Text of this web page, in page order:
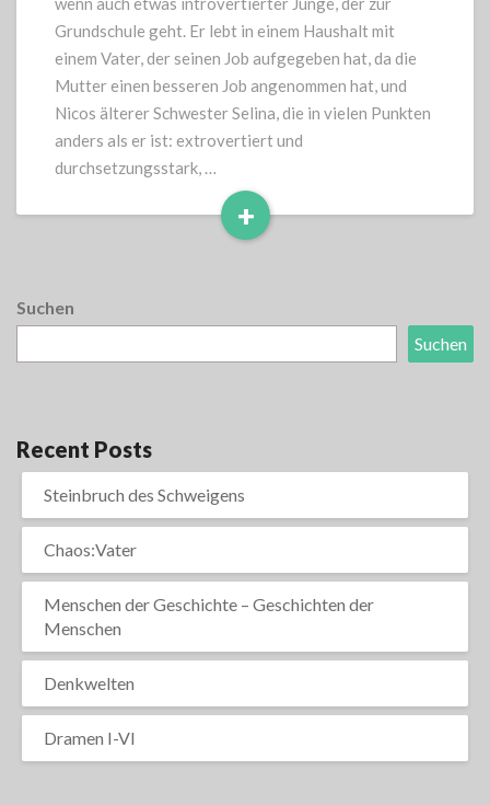
Grundschule geht. Er lebt in einem Haushalt mit
einem Vater, der seinen Job aufgegeben hat, da die
Mutter einen besseren Job angenommen hat, und
Nicos älterer Schwester Selina, die in vielen Punkten
anders als er ist: extrovertiert und
durchsetzungsstark, …
+
Read
Suchen
Suchen
Recent Posts
Steinbruch des Schweigens
Chaos:Vater
Menschen der Geschichte – Geschichten der
Menschen
Denkwelten
Dramen I-VI